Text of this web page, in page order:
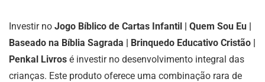
Investir no Jogo Bíblico de Cartas Infantil | Quem Sou Eu |
Baseado na Bíblia Sagrada | Brinquedo Educativo Cristão |
Penkal Livros é investir no desenvolvimento integral das
crianças. Este produto oferece uma combinação rara de